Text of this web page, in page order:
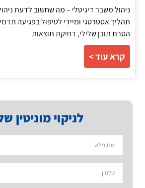
לניקוי מוניטין
ניהול משבר דיגיטלי – מה שחשוב לדעת
תהליך אסטרטגי ומיידי לטיפול בפגיעה
הסרת תוכן שלילי, דחיקת תוצאות
קרא עוד >